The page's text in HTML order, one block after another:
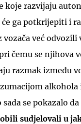
koje razvijaju
ga potkrijepiti i
već
čemu se njihova
razmak između
alkohola
se pokazalo da
sudjelovali u